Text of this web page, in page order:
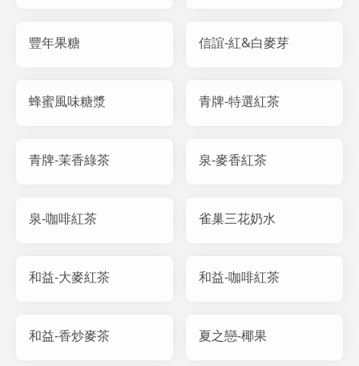
豐年果糖 信誼-紅&白麥芽
蜂蜜風味糖漿 青牌-特選紅茶
青牌-茉香綠茶 泉-麥香紅茶
泉-咖啡紅茶 雀巢三花奶水
和益-大麥紅茶 和益-咖啡紅茶
和益-香炒麥茶 夏之戀-椰果